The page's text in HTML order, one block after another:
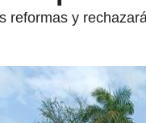
reformas y